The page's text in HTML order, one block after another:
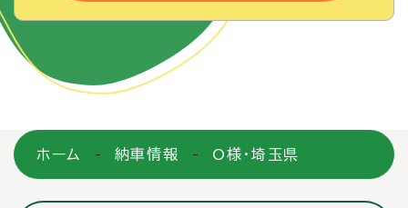
ホーム 納車情報 O様・埼玉県